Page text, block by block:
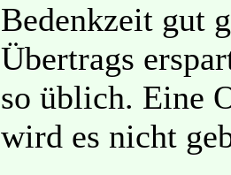
Bedenkzeit gut
Übertrags
so üblich. Eine
wird es nicht